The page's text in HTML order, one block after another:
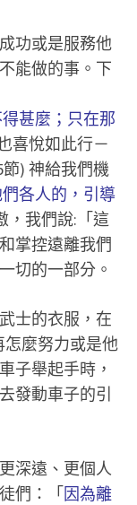
功或是服務他
能做的事。下
甚麼；只在那
喜悅如此行－
節) 神給我們機
各人的，引導
，我們說:「這
掌控遠離我們
切的一部分。
士的衣服，在
怎麼努力或是他
子舉起手時，
發動車子的引
深遠、更個人
們：「因為離